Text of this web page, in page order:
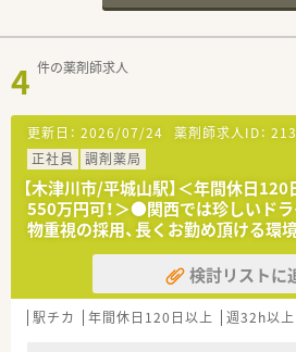
4 件の薬剤師求人
更新日： 2026/07/24 薬剤師求人ID：
正社員
調剤薬局
【木津川市/平城山駅】＜年間休日
550万円可！＞●関西では珍しいド
物重視の採用、長くお勤め頂ける環
検討リストに
駅チカ 年間休日120日以上 週32h以上